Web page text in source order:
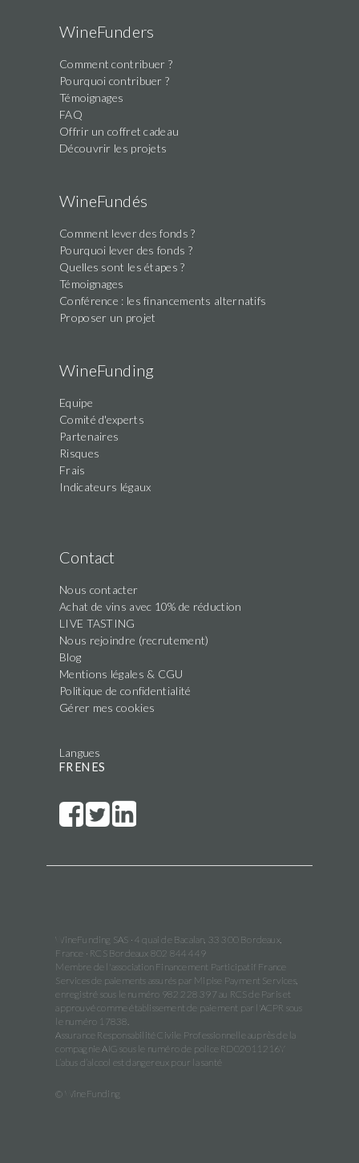
WineFunders
Comment contribuer ?
Pourquoi contribuer ?
Témoignages
FAQ
Offrir un coffret cadeau
Découvrir les projets
WineFundés
Comment lever des fonds ?
Pourquoi lever des fonds ?
Quelles sont les étapes ?
Témoignages
Conférence : les financements alternatifs
Proposer un projet
WineFunding
Equipe
Comité d'experts
Partenaires
Risques
Frais
Indicateurs légaux
Contact
Nous contacter
Achat de vins avec 10% de réduction
LIVE TASTING
Nous rejoindre (recrutement)
Blog
Mentions légales & CGU
Politique de confidentialité
Gérer mes cookies
Langues
FR EN ES
WineFunding SAS · 4 quai de Bacalan, 33 300 Bordeaux,
France · RCS Bordeaux 802 844 449
Membre de l'association Financement Participatif France
Services de paiements assurés par Mipise Payment Services,
enregistré sous le numéro 982 228 397 au RCS de Paris et
approuvé comme établissement de paiement par l'ACPR sous
le numéro 17838.
Assurance Responsabilité Civile Professionnelle auprès de la
compagnie AIG sous le numéro de police RD02011216Y
L’abus d’alcool est dangereux pour la santé
© WineFunding